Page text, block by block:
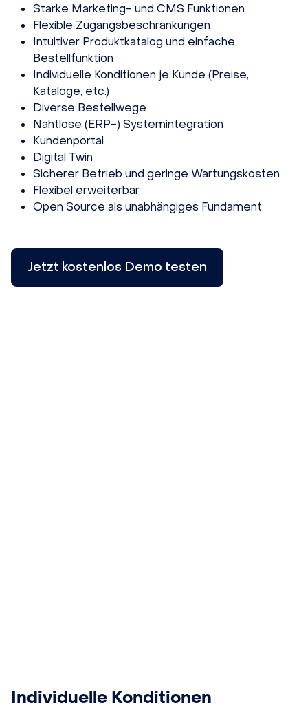
Starke Marketing- und CMS Funktionen
Flexible Zugangsbeschränkungen
Intuitiver Produktkatalog und einfache
Bestellfunktion
Individuelle Konditionen je Kunde (Preise,
Kataloge, etc.)
Diverse Bestellwege
Nahtlose (ERP-) Systemintegration
Kundenportal
Digital Twin
Sicherer Betrieb und geringe Wartungskosten
Flexibel erweiterbar
Open Source als unabhängiges Fundament
Jetzt kostenlos Demo testen
Individuelle Konditionen